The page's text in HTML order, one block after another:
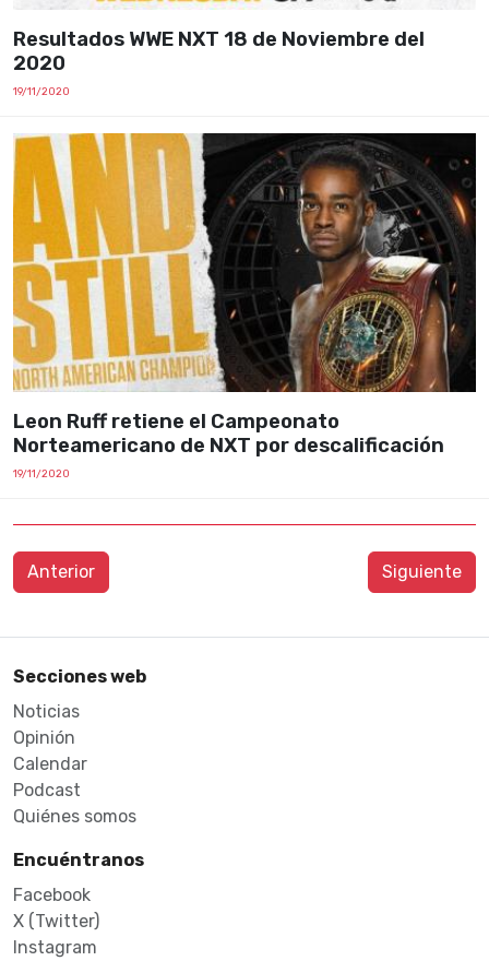
Resultados WWE NXT 18 de Noviembre del
2020
19/11/2020
Leon Ruff retiene el Campeonato
Norteamericano de NXT por descalificación
19/11/2020
Anterior Siguiente
Secciones web
Noticias
Opinión
Calendar
Podcast
Quiénes somos
Encuéntranos
Facebook
X (Twitter)
Instagram